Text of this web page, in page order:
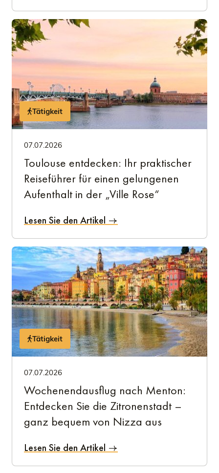
Tätigkeit
07.07.2026
Toulouse entdecken: Ihr praktischer
Reiseführer für einen gelungenen
Aufenthalt in der „Ville Rose“
Lesen Sie den Artikel
Tätigkeit
07.07.2026
Wochenendausflug nach Menton:
Entdecken Sie die Zitronenstadt –
ganz bequem von Nizza aus
Lesen Sie den Artikel